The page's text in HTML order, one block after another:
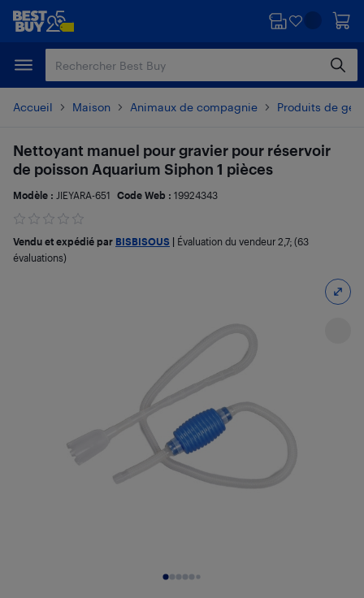
Passer
principal
Passer
Accueil Maison Animaux de compagnie Produits de
Nettoyant manuel pour gravier pour réservoir
de poisson Aquarium Siphon 1 pièces
Modèle : JIEYARA-651 Code Web : 19924343
Vendu et expédié par BISBISOUS Évaluation du vendeur 2,7; (63
évaluations)